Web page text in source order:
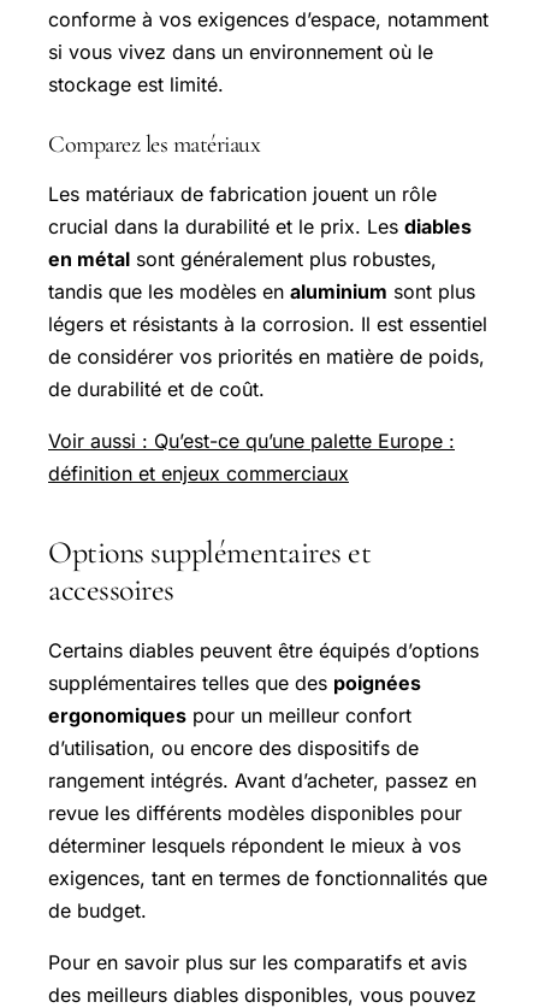
conforme à vos exigences d’espace, notamment
si vous vivez dans un environnement où le
stockage est limité.
Comparez les matériaux
Les matériaux de fabrication jouent un rôle
crucial dans la durabilité et le prix. Les diables
en métal sont généralement plus robustes,
tandis que les modèles en aluminium sont plus
légers et résistants à la corrosion. Il est essentiel
de considérer vos priorités en matière de poids,
de durabilité et de coût.
Voir aussi : Qu’est-ce qu’une palette Europe :
définition et enjeux commerciaux
Options supplémentaires et
accessoires
Certains diables peuvent être équipés d’options
supplémentaires telles que des poignées
ergonomiques pour un meilleur confort
d’utilisation, ou encore des dispositifs de
rangement intégrés. Avant d’acheter, passez en
revue les différents modèles disponibles pour
déterminer lesquels répondent le mieux à vos
exigences, tant en termes de fonctionnalités que
de budget.
Pour en savoir plus sur les comparatifs et avis
des meilleurs diables disponibles, vous pouvez